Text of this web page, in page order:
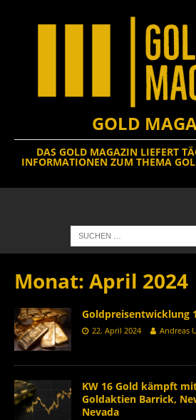
GOLD
DAS GOLD MAGAZIN LIEFERT
INFORMATIONEN ZUM THEMA
Monat: April 2024
Goldpreisentwicklung
22. April 2024 Andreas
KW 16 Gold kämpft
Goldaktien Barrick,
Nevada